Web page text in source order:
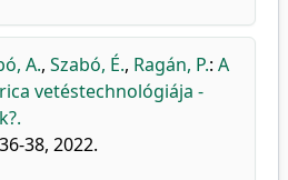
A., Szabó, É., Ragán, P.: A
vetéstechnológiája -
38, 2022.